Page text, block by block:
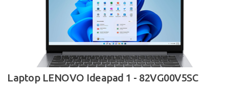
Laptop LENOVO Ideapad 1 - 82VG00V5SC